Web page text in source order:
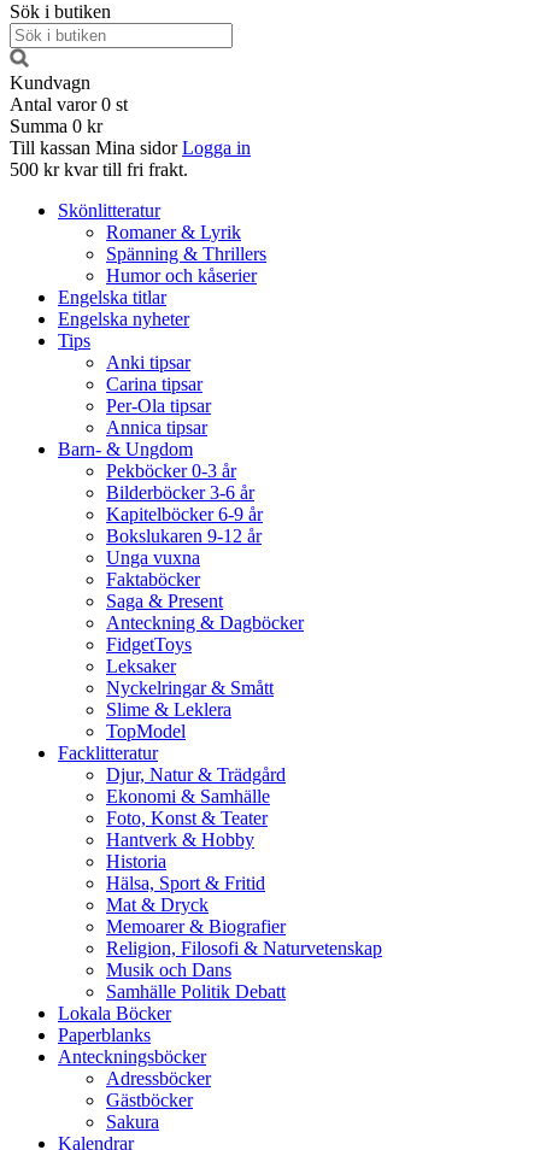
Sök i butiken
Kundvagn
Antal varor 0 st
Summa 0 kr
Till kassan Mina sidor Logga in
500 kr kvar till fri frakt.
Skönlitteratur
Romaner & Lyrik
Spänning & Thrillers
Humor och kåserier
Engelska titlar
Engelska nyheter
Tips
Anki tipsar
Carina tipsar
Per-Ola tipsar
Annica tipsar
Barn- & Ungdom
Pekböcker 0-3 år
Bilderböcker 3-6 år
Kapitelböcker 6-9 år
Bokslukaren 9-12 år
Unga vuxna
Faktaböcker
Saga & Present
Anteckning & Dagböcker
FidgetToys
Leksaker
Nyckelringar & Smått
Slime & Leklera
TopModel
Facklitteratur
Djur, Natur & Trädgård
Ekonomi & Samhälle
Foto, Konst & Teater
Hantverk & Hobby
Historia
Hälsa, Sport & Fritid
Mat & Dryck
Memoarer & Biografier
Religion, Filosofi & Naturvetenskap
Musik och Dans
Samhälle Politik Debatt
Lokala Böcker
Paperblanks
Anteckningsböcker
Adressböcker
Gästböcker
Sakura
Kalendrar